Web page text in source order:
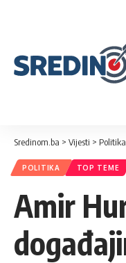
Sredinom.ba > Vijesti > Politika
POLITIKA TOP TEME
Amir